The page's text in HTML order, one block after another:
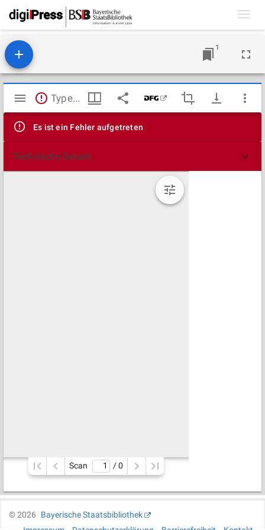
1
Mirador
Viewer
TypeError: Failed to fetch
Es ist ein Fehler aufgetreten
Technische Details
Scan / 0
©2026
Bayerische Staatsbibliothek